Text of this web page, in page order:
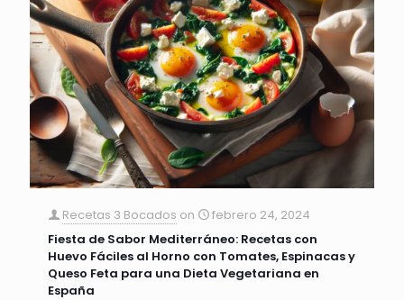
Recetas 3 Bocados on
febrero 24, 2024
Fiesta de Sabor Mediterráneo: Recetas con
Huevo Fáciles al Horno con Tomates, Espinacas y
Queso Feta para una Dieta Vegetariana en
España